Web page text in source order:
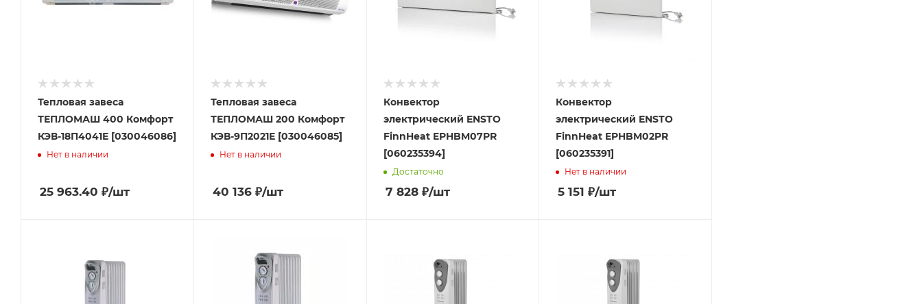
Тепловая завеса
ТЕПЛОМАШ 400 Комфорт
КЭВ-18П4041Е [030046086]
Нет в наличии
25 963.40 ₽/шт
Тепловая завеса
ТЕПЛОМАШ 200 Комфорт
КЭВ-9П2021Е [030046085]
Нет в наличии
40 136₽/шт
Конвектор
электрический ENSTO
FinnHeat EPHBM07PR
[060235394]
Достаточно
7 828₽/шт
Конвектор
электрический ENSTO
FinnHeat EPHBM02PR
[060235391]
Нет в наличии
5 151 ₽/шт